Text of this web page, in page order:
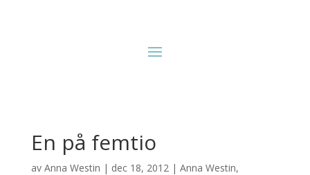
En på femtio
av Anna Westin | dec 18, 2012| Anna Westin,